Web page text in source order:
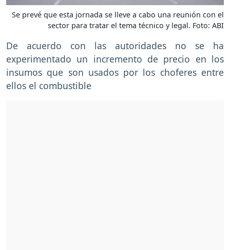
Se prevé que esta jornada se lleve a cabo una reunión con el
sector para tratar el tema técnico y legal. Foto: ABI
De acuerdo con las autoridades no se ha
experimentado un incremento de precio en los
insumos que son usados por los choferes entre
ellos el combustible